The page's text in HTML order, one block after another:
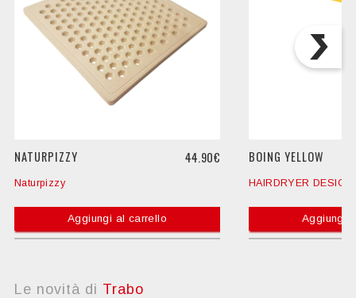
NATURPIZZY 44.90€
Naturpizzy
Aggiungi al carrello
BOING YELLOW
HAIRDRYER DESIGN
Aggiungi
Le novità di Trabo